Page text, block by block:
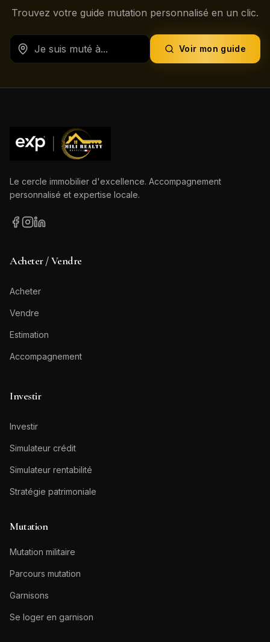
Trouvez votre guide mutation personnalisé en un clic.
Voir mon guide
Le cercle immobilier d'excellence. Accompagnement
personnalisé et expertise locale.
Acheter / Vendre
Acheter
Vendre
Estimation
Accompagnement
Investir
Investir
Simulateur crédit
Simulateur rentabilité
Stratégie patrimoniale
Mutation
Mutation militaire
Parcours mutation
Garnisons
Se loger en garnison